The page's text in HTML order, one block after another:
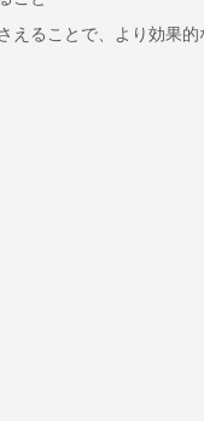
えることで、より効果